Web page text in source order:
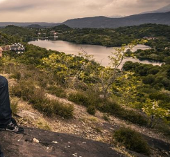
магазина
на 1С-Битрикс
проект